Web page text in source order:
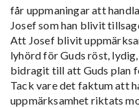
får uppmaningar att
Josef som han blivit
Att Josef blivit
lyhörd för Guds röst,
bidragit till att Guds plan
Tack vare det faktum att
uppmärksamhet riktats